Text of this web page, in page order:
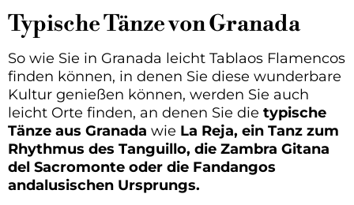
Typische Tänze von Granada
So wie Sie in Granada leicht Tablaos Flamencos
finden können, in denen Sie diese wunderbare
Kultur genießen können, werden Sie auch
leicht Orte finden, an denen Sie die typische
Tänze aus Granada wie La Reja, ein Tanz zum
Rhythmus des Tanguillo, die Zambra Gitana
del Sacromonte oder die Fandangos
andalusischen Ursprungs.